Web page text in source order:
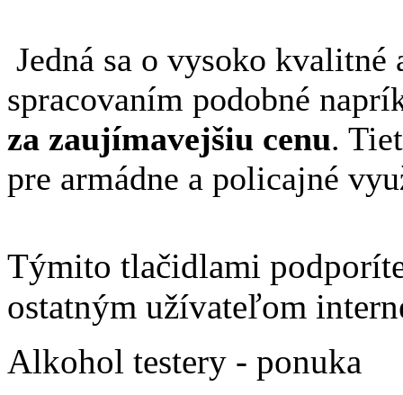
Jedná sa o vysoko kvalitné
spracovaním podobné
za zaujímavejšiu cenu.
pre armádne a policajné
Týmito tlačidlami
ostatným užívateľom
Alkohol testery - ponuka